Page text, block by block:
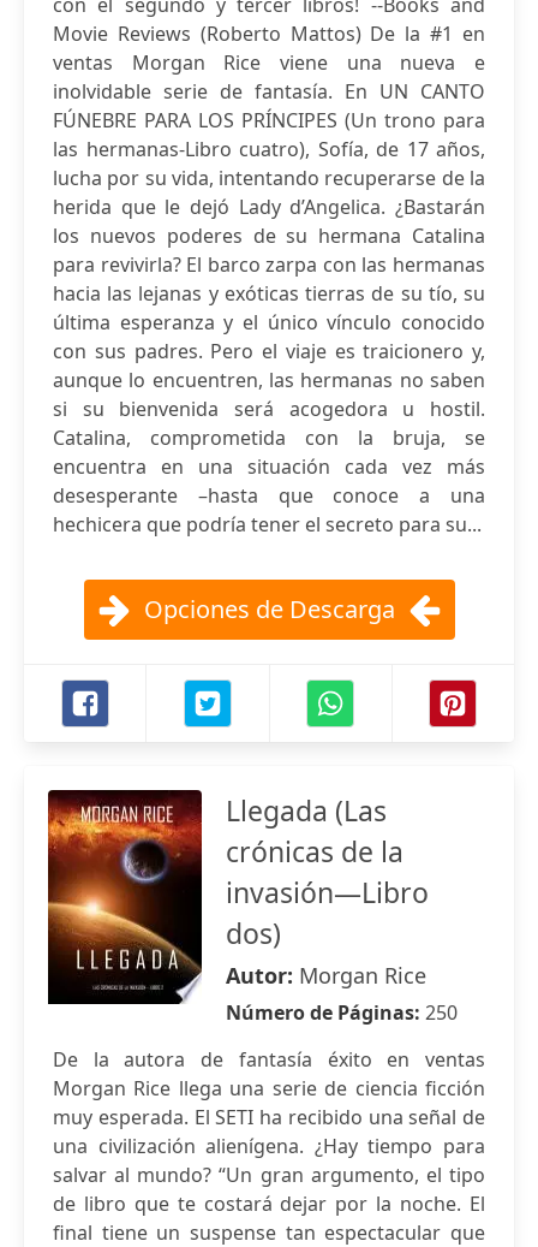
Movie Reviews (Roberto Mattos) De la #1 en
ventas Morgan Rice viene una nueva e
inolvidable serie de fantasía. En UN CANTO
FÚNEBRE PARA LOS PRÍNCIPES (Un trono para
las hermanas-Libro cuatro), Sofía, de 17 años,
lucha por su vida, intentando recuperarse de la
herida que le dejó Lady d’Angelica. ¿Bastarán
los nuevos poderes de su hermana Catalina
para revivirla? El barco zarpa con las hermanas
hacia las lejanas y exóticas tierras de su tío, su
última esperanza y el único vínculo conocido
con sus padres. Pero el viaje es traicionero y,
aunque lo encuentren, las hermanas no saben
si su bienvenida será acogedora u hostil.
Catalina, comprometida con la bruja, se
encuentra en una situación cada vez más
desesperante –hasta que conoce a una
hechicera que podría tener el secreto para su...
Opciones de Descarga
Llegada (Las
crónicas de la
invasión—Libro
dos)
Autor: Morgan Rice
Número de Páginas: 250
De la autora de fantasía éxito en ventas
Morgan Rice llega una serie de ciencia ficción
muy esperada. El SETI ha recibido una señal de
una civilización alienígena. ¿Hay tiempo para
salvar al mundo? “Un gran argumento, el tipo
de libro que te costará dejar por la noche. El
final tiene un suspense tan espectacular que